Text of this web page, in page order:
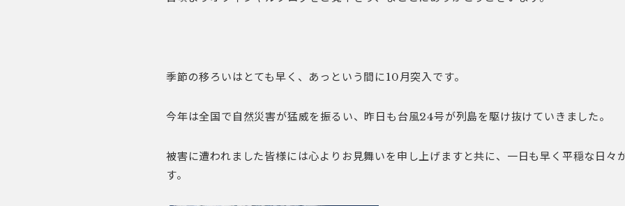
季節の移ろいはとても早く、あっという間に10月突入です。
今年は全国で自然災害が猛威を振るい、昨日も台風24号が列島を駆け抜けていきました。
被害に遭われました皆様には心よりお見舞いを申し上げますと共に、一日も早く平穏な日々
す。